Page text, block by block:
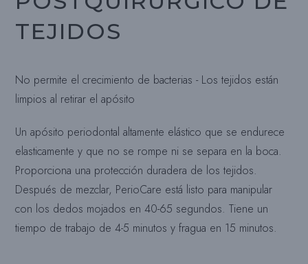
TEJIDOS
No permite el crecimiento de bacterias - Los tejidos están
limpios al retirar el apósito
Un apósito periodontal altamente elástico que se endurece
elasticamente y que no se rompe ni se separa en la boca.
Proporciona una protección duradera de los tejidos.
Después de mezclar, PerioCare está listo para manipular
con los dedos mojados en 40-65 segundos. Tiene un
tiempo de trabajo de 4-5 minutos y fragua en 15 minutos.